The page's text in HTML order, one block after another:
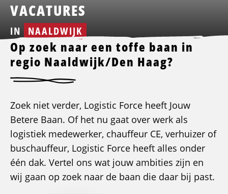
VACATURES
IN NAALDWIJK
Op zoek naar een toffe baan in
regio Naaldwijk/Den Haag?
Zoek niet verder, Logistic Force heeft Jouw
Betere Baan. Of het nu gaat over werk als
logistiek medewerker, chauffeur CE, verhuizer of
buschauffeur, Logistic Force heeft alles onder
één dak. Vertel ons wat jouw ambities zijn en
wij gaan op zoek naar de baan die daar bij past.